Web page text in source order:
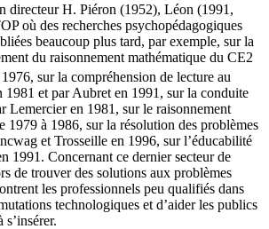
directeur H. Piéron (1952), Léon (1991,
où des recherches psychopédagogiques
beaucoup plus tard, par exemple, sur la
du raisonnement mathématique du CE2
sur la compréhension de lecture au
1981 et par Aubret en 1991, sur la conduite
Lemercier en 1981, sur le raisonnement
1979 à 1986, sur la résolution des problèmes
et Trosseille en 1996, sur l’éducabilité
1991. Concernant ce dernier secteur de
de trouver des solutions aux problèmes
les professionnels peu qualifiés dans
technologiques et d’aider les publics